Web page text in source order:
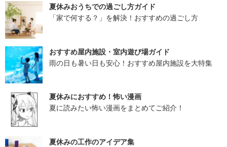
夏休みおうちでの過ごし方ガイド
「家で何する？」を解決！おすすめの過ごし方
おすすめ屋内施設・室内遊び場ガイド
雨の日も暑い日も安心！おすすめ屋内施設を大特集
夏休みにおすすめ！怖い漫画
夏に読みたい怖い漫画をまとめてご紹介！
夏休みの工作のアイデア集